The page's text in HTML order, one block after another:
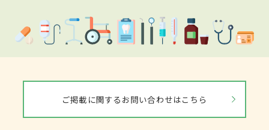
ご掲載に関するお問い合わせはこちら